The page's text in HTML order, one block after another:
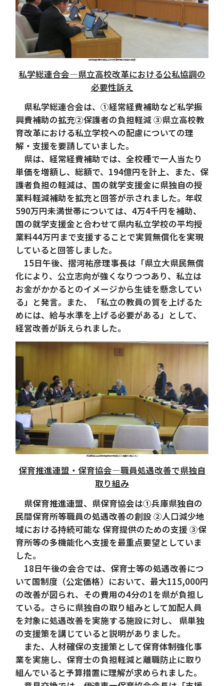
（県宅地建物取引業協会は空家活用特区の推進を要望）
私学総連合会―県立高校改革における公私協調の
必要性訴え
県私学総連合会は、①経常経費補助など私学振
興費補助の拡充②保護者の負担軽減 ③県立高校教
育改革における私立学校への配慮についての理
解・支援を要請していました。
県は、経常経費補助では、全校種で一人当たり
単価を増額し、総額で、194億円を計上、また、保
護者負担の軽減は、国の就学支援金に県独自の授
業料軽減補助を拡充と回答が示されました。年収
590万円未満世帯については、4万4千円を補助、
国の就学支援金と合わせて県内私立学校の平均授
業料44万円まで支援することで実質無償化を実現
していると回答しました。
15日午後、摺河祐彦理事長は「県立大県民無償
化により、公立志向が強くなりつつあり、私立は
お金がかかるとのイメージから生徒を懸念してい
る」と発言。また、「私立の教員の質を上げるた
めには、給与水準を上げる必要がある」として、
経営改善が訴えられました。
（私学総連合会は保護者負担の軽減などに理解を求ました）
保育推進連盟・保育協会―職員処遇改善で県独自
取り組み
県保育推進連盟、県保育協会は①兵庫県独自の
民間保育所等職員の処遇改善の創設 ②人口減少地
域における持続可能な 保育提供のための支援 ③保
育所等の多機能化へ支援を最重点要望としていま
した。
18日午後の会合では、保育士等の処遇改善につ
いて国制度（公定価格）において、最大115,000円
の改善が図られ、その費用の4分の1を県が負担し
ている。さらに県独自の取り組みとして加配人員
を対象に処遇改善を実施する施設に対し、 県単独
の支援策を講じていると説明がありました。
また、人材確保の支援策として保育体制強化事
業を実施し、保育士の負担軽減と離職防止に取り
組んでいると予算措置に理解が求められました。